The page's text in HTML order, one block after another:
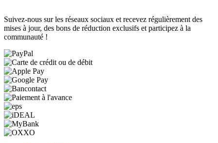
Suivez-nous sur les réseaux sociaux et recevez régulièrement des
mises à jour, des bons de réduction exclusifs et participez à la
communauté !